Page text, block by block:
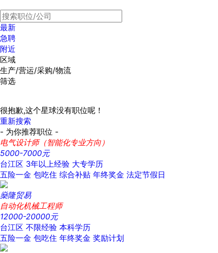
最新
急聘
附近
区域
生产/营运/采购/物流
筛选
很抱歉,这个星球没有职位呢！
重新搜索
- 为你推荐职位 -
电气设计师（智能化专业方向）
5000-7000元
台江区 3年以上经验 大专学历
五险一金 包吃住 综合补贴 年终奖金 法定节假日
燊隆贸易
自动化机械工程师
12000-20000元
台江区 不限经验 本科学历
五险一金 包吃住 年终奖金 奖励计划